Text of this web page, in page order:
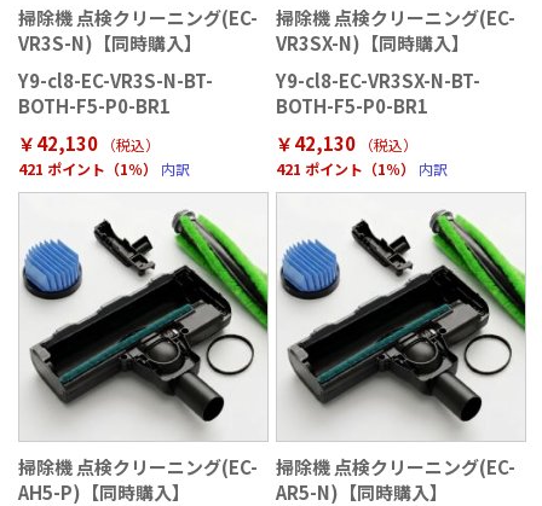
掃除機 点検クリーニング(EC-
VR3S-N)【同時購入】
Y9-cl8-EC-VR3S-N-BT-
BOTH-F5-P0-BR1
￥42,130
（税込）
421 ポイント（1％）
内訳
掃除機 点検クリーニング(EC-
VR3SX-N)【同時購入】
Y9-cl8-EC-VR3SX-N-BT-
BOTH-F5-P0-BR1
￥42,130
（税込）
421 ポイント（1％）
内訳
掃除機 点検クリーニング(EC-
AH5-P)【同時購入】
掃除機 点検クリーニング(EC-
AR5-N)【同時購入】